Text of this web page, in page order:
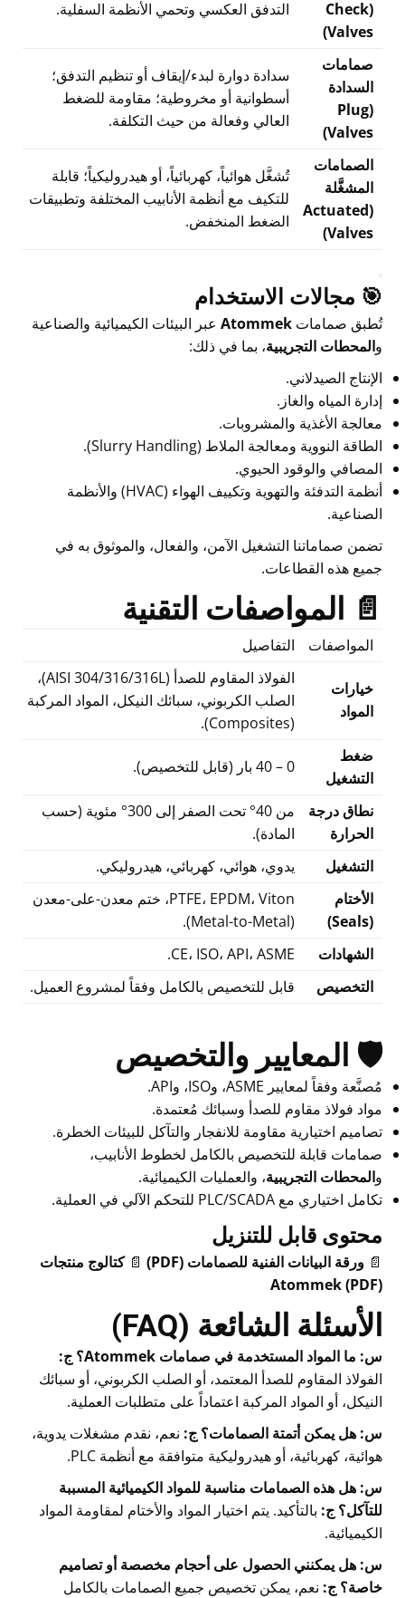
(Check
Valves)
التدفق العكسي وتحمي الأنظمة السفلية.
صمامات
السدادة
(Plug
Valves)
سدادة دوارة لبدء/إيقاف أو تنظيم التدفق؛
أسطوانية أو مخروطية؛ مقاومة للضغط
العالي وفعالة من حيث التكلفة.
الصمامات
المشغَّلة
(Actuated
Valves)
تُشغَّل هوائياً، كهربائياً، أو هيدروليكياً؛ قابلة
للتكيف مع أنظمة الأنابيب المختلفة وتطبيقات
الضغط المنخفض.
🎯 مجالات الاستخدام
تُطبق صمامات Atommek عبر البيئات الكيميائية والصناعية
والمحطات التجريبية، بما في ذلك:
الإنتاج الصيدلاني.
إدارة المياه والغاز.
معالجة الأغذية والمشروبات.
الطاقة النووية ومعالجة الملاط (Slurry Handling).
المصافي والوقود الحيوي.
أنظمة التدفئة والتهوية وتكييف الهواء (HVAC) والأنظمة
الصناعية.
تضمن صماماتنا التشغيل الآمن، والفعال، والموثوق به في
جميع هذه القطاعات.
📄 المواصفات التقنية
المواصفات التفاصيل
خيارات
المواد
الفولاذ المقاوم للصدأ (AISI 304/316/316L)،
الصلب الكربوني، سبائك النيكل، المواد المركبة
(Composites).
ضغط
التشغيل
0 – 40 بار (قابل للتخصيص).
نطاق درجة
الحرارة
من 40° تحت الصفر إلى 300° مئوية (حسب
المادة).
التشغيل
يدوي، هوائي، كهربائي، هيدروليكي.
الأختام
(Seals)
PTFE، EPDM، Viton، ختم معدن-على-معدن
(Metal-to-Metal).
الشهادات
CE، ISO، API، ASME.
التخصيص
قابل للتخصيص بالكامل وفقاً لمشروع العميل.
🛡️ المعايير والتخصيص
مُصنَّعة وفقاً لمعايير ASME، وISO، وAPI.
مواد فولاذ مقاوم للصدأ وسبائك مُعتمدة.
تصاميم اختيارية مقاومة للانفجار والتآكل للبيئات الخطرة.
صمامات قابلة للتخصيص بالكامل لخطوط الأنابيب،
والمحطات التجريبية، والعمليات الكيميائية.
تكامل اختياري مع PLC/SCADA للتحكم الآلي في العملية.
محتوى قابل للتنزيل
📄 ورقة البيانات الفنية للصمامات (PDF) 📄كتالوج منتجات
Atommek (PDF)
الأسئلة الشائعة (FAQ)
س: ما المواد المستخدمة في صمامات Atommek؟
ج:
الفولاذ المقاوم للصدأ المعتمد، أو الصلب الكربوني، أو سبائك
النيكل، أو المواد المركبة اعتماداً على متطلبات العملية.
س: هل يمكن أتمتة الصمامات؟ ج: نعم، نقدم مشغلات يدوية،
هوائية، كهربائية، أو هيدروليكية متوافقة مع أنظمة PLC.
س: هل هذه الصمامات مناسبة للمواد الكيميائية المسببة
للتآكل؟ ج: بالتأكيد. يتم اختيار المواد والأختام لمقاومة المواد
الكيميائية.
س: هل يمكنني الحصول على أحجام مخصصة أو تصاميم
خاصة؟ ج: نعم، يمكن تخصيص جميع الصمامات بالكامل